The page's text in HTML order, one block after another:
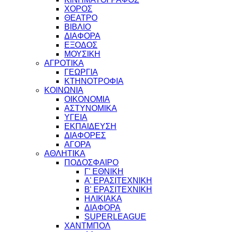
ΧΟΡΟΣ
ΘΕΑΤΡΟ
ΒΙΒΛΙΟ
ΔΙΑΦΟΡΑ
ΕΞΟΔΟΣ
ΜΟΥΣΙΚΗ
ΑΓΡΟΤΙΚΑ
ΓΕΩΡΓΙΑ
ΚΤΗΝΟΤΡΟΦΙΑ
ΚΟΙΝΩΝΙΑ
ΟΙΚΟΝΟΜΙΑ
ΑΣΤΥΝΟΜΙΚΑ
ΥΓΕΙΑ
ΕΚΠΑΙΔΕΥΣΗ
ΔΙΑΦΟΡΕΣ
ΑΓΟΡΑ
ΑΘΛΗΤΙΚΑ
ΠΟΔΟΣΦΑΙΡΟ
Γ' ΕΘΝΙΚΗ
Α' ΕΡΑΣΙΤΕΧΝΙΚΗ
Β' ΕΡΑΣΙΤΕΧΝΙΚΗ
ΗΛΙΚΙΑΚΑ
ΔΙΑΦΟΡΑ
SUPERLEAGUE
ΧΑΝΤΜΠΟΛ